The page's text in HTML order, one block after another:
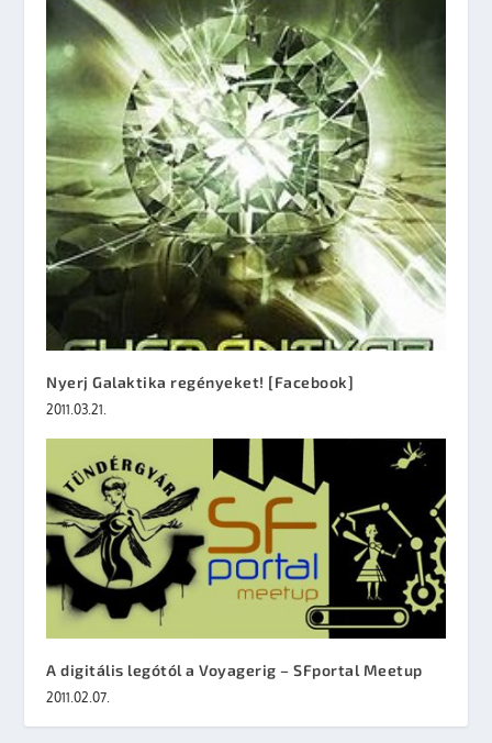
Nyerj Galaktika regényeket! [Facebook]
2011.03.21.
A digitális legótól a Voyagerig – SFportal Meetup
2011.02.07.